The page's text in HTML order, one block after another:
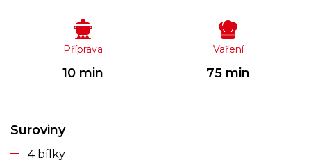
Příprava
10 min
Vaření
75 min
Suroviny
4 bílky